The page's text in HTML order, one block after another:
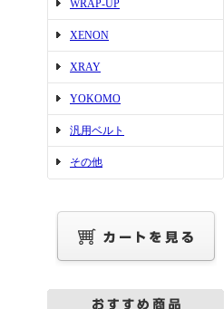
WRAP-UP
XENON
XRAY
YOKOMO
汎用ベルト
その他